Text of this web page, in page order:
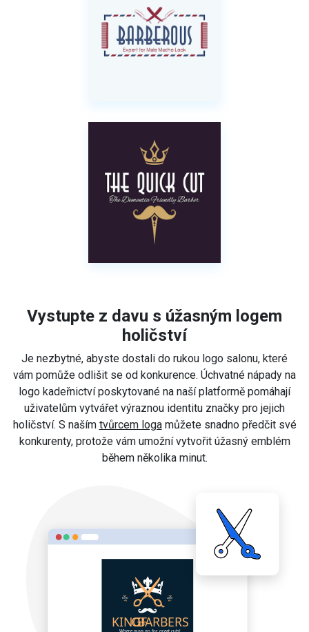
Vystupte z davu s úžasným logem
holičství
Je nezbytné, abyste dostali do rukou logo salonu, které
vám pomůže odlišit se od konkurence. Úchvatné nápady na
logo kadeřnictví poskytované na naší platformě pomáhají
uživatelům vytvářet výraznou identitu značky pro jejich
holičství. S naším tvůrcem logamůžete snadno předčit své
konkurenty, protože vám umožní vytvořit úžasný emblém
během několika minut.